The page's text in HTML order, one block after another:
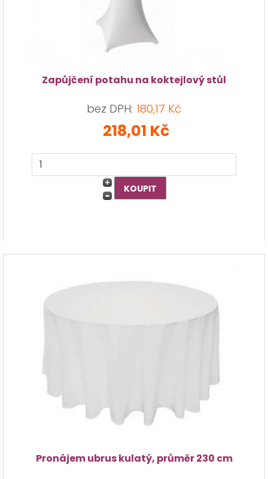
Zapůjčení potahu na koktejlový stůl
bez DPH: 180,17 Kč
218,01 Kč
Pronájem ubrus kulatý, průměr 230 cm